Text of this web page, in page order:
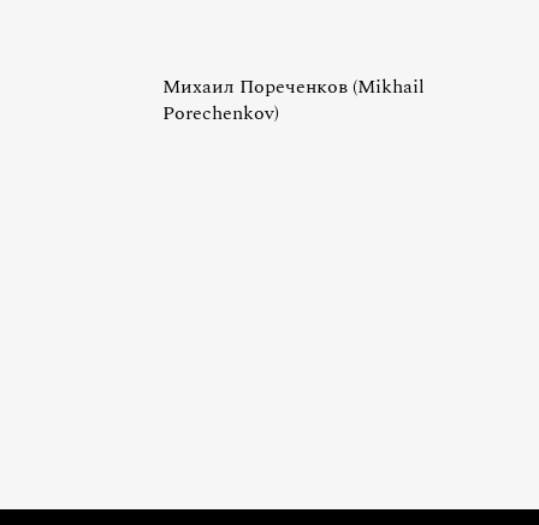
Михаил Пореченков (Mikhail
Porechenkov)